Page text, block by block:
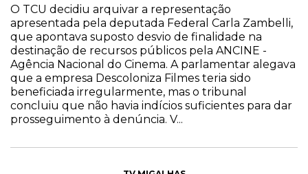
O TCU decidiu arquivar a representação
apresentada pela deputada Federal Carla Zambelli,
que apontava suposto desvio de finalidade na
destinação de recursos públicos pela ANCINE -
Agência Nacional do Cinema. A parlamentar alegava
que a empresa Descoloniza Filmes teria sido
beneficiada irregularmente, mas o tribunal
concluiu que não havia indícios suficientes para dar
prosseguimento à denúncia. V...